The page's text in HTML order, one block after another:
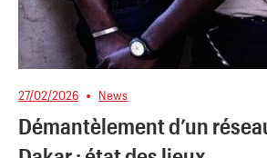
27/02/2026 News
Démantèlement d’un